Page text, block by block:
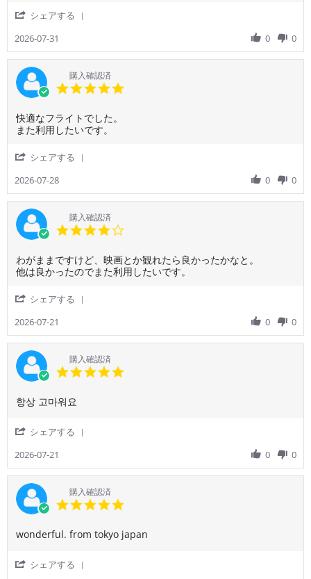
ご
利
者
様
on
31
Jul
2026
日
メ
ー
ル
来
る
は
あ
り
が
た
シェアする
by
ご
利
用
者
on
31
2026-07-31 0 0
購入確認済
Review
by
利
用
者
様
on
28
Jul
2026
review
stating
適
な
フ
ラ
イ
ト
で
し
ま
た
用
し
た
い
で
す。
快適なフライトでした。
また利用したいです。
シェアする
by
ご
利
用
者
on
28
2026-07-28 0 0
購入確認済
Review
by
利
用
者
様
on
21
Jul
2026
review
stating
が
ま
ま
で
す
け
ど、
映
と
観
れ
ら
良
か
っ
た
な
と。
は
わがままですけど、映画とか観れたら良かったかなと。
他は良かったのでまた利用したいです。
シェアする
by
ご
利
用
者
2026-07-21 0 0
購入確認済
Review
ご
利
者
様
on
21
Jul
2026
review
항
상
마
워
요
항상 고마워요
シェアする
by
ご
利
用
者
on
2026-07-21 0 0
購入確認済
Review
ご
利
review
wonderful.
from
wonderful. from tokyo japan
シェアする